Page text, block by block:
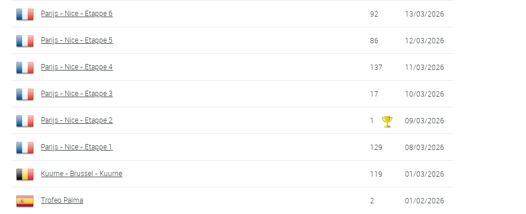
Parijs - Nice - Etappe 6 92 13/03/2026
Parijs - Nice - Etappe 5 86 12/03/2026
Parijs - Nice - Etappe 4 137 11/03/2026
Parijs - Nice - Etappe 3 17 10/03/2026
Parijs - Nice - Etappe 2 1 09/03/2026
Parijs - Nice - Etappe 1 129 08/03/2026
Kuurne - Brussel - Kuurne 119 01/03/2026
Trofeo Palma 2 01/02/2026